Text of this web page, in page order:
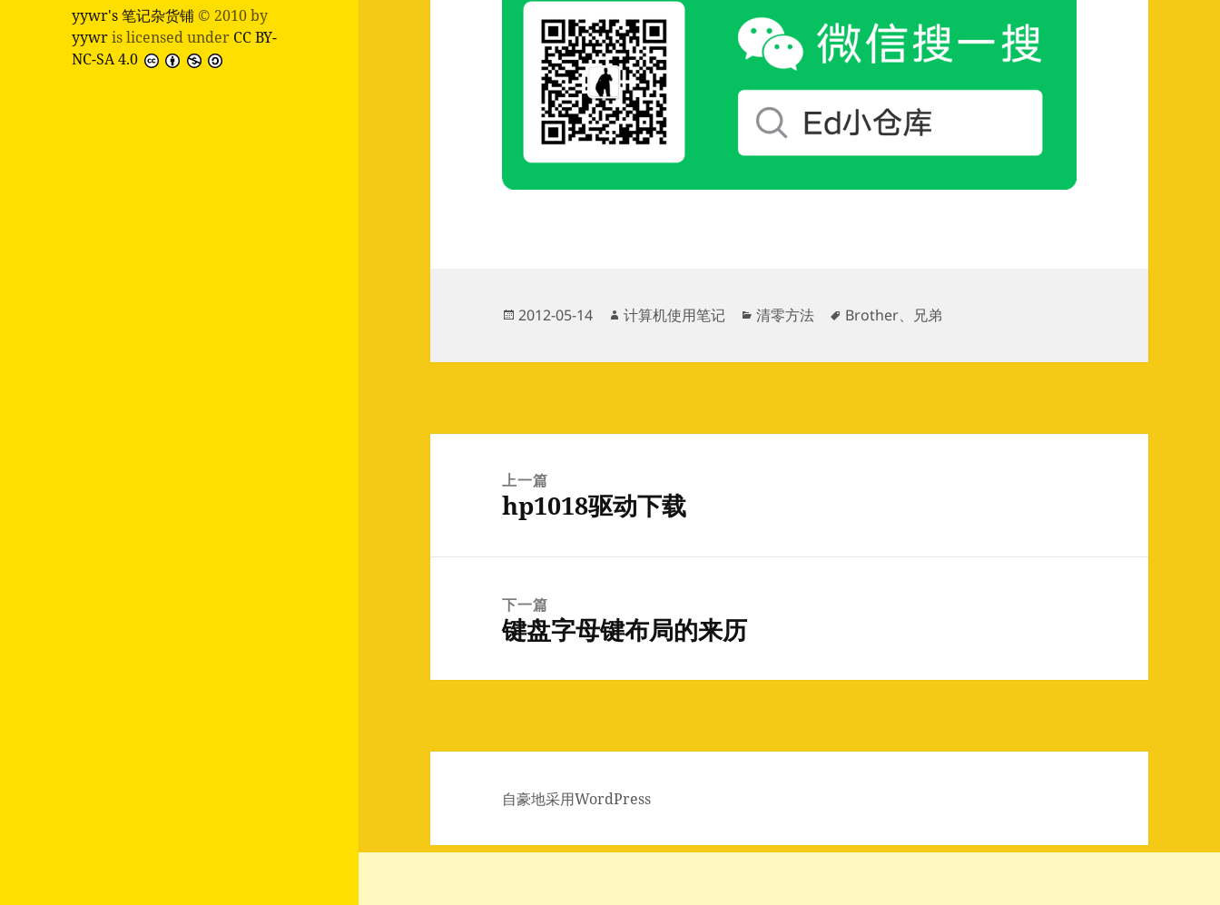
yywr's 笔记杂货铺 © 2010 by
yywris licensed under CC BY-
NC-SA 4.0
发
于
2012-05-14
作
计算机使用笔记
分
清零方法
标
Brother、 兄弟
上一篇
上
文
hp1018驱动下载
下一篇
下
文
键盘字母键布局的来历
自豪地采用WordPress